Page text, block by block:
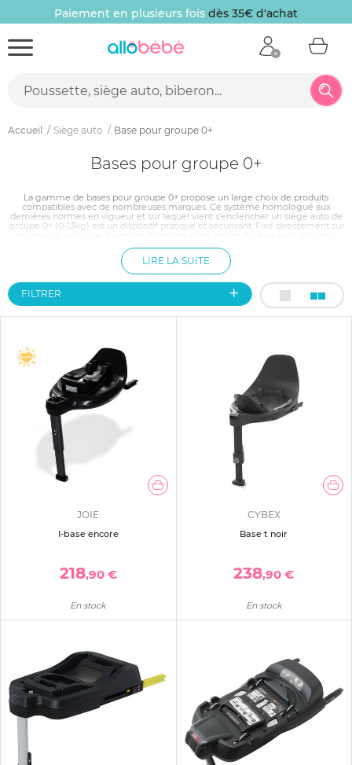
Paiement en plusieurs fois dès 35€ d'achat
Accueil Siège auto Base pour groupe 0+
Bases pour groupe 0+
La gamme de bases pour groupe 0+ propose un large choix de produits
compatibles avec de nombreuses marques. Ce système homologué aux
dernières normes en vigueur et sur lequel vient s'enclencher un siège auto de
groupe 0+ (0-13kg) est un dispositif pratique et sécurisant. Fixé directement sur
manipulations répétées et donc les erreurs liées à une mauvaise fixation du
siège auto.
LIRE LA SUITE
FILTRER
JOIE
I-base encore
218,90 €
En stock
CYBEX
Base t noir
238,90 €
En stock